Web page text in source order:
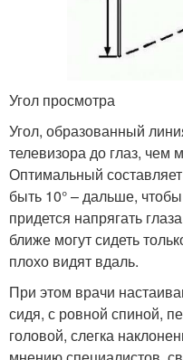
Угол просмотра
Угол, образованный
телевизора до глаз,
Оптимальный
быть 10° – дальше,
придется напрягать
ближе могут сидеть
плохо видят вдаль.
При этом врачи
сидя, с ровной спиной,
головой, слегка